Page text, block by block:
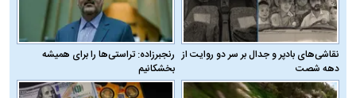
نقاشی‌های بادپر و جدال بر سر دو روایت از
دهه شصت
رنجبرزاده: تراستی‌ها را برای همیشه
بخشکانیم